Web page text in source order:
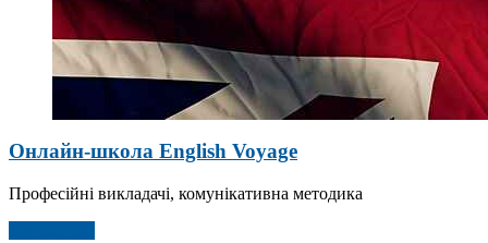
Онлайн-школа English Voyage
Професійні викладачі, комунікативна методика